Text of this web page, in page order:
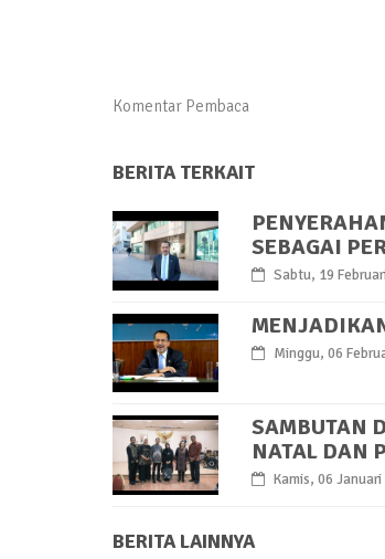
Komentar Pembaca
BERITA TERKAIT
SEBAGAI
Sabtu, 19
Minggu, 06
SAMBUTAN
NATAL DAN
Kamis, 06
BERITA LAINNYA